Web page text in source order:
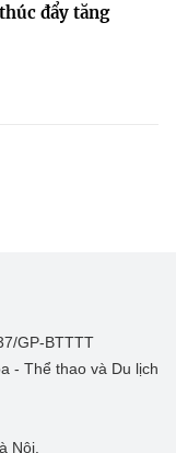
đẩy tăng
GP-BTTTT
- Thể thao và Du lịch
Nội.